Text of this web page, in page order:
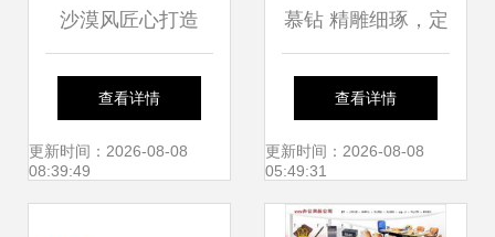
沙漠风匠心打造
EMINI立人官网正
式上线，呈现网页
查看详情
更新时间：2026-08-08
08:39:49
慕钻 精雕细琢，定
制您的珠宝品牌线
上传奇
查看详情
更新时间：2026-08-08
05:49:31